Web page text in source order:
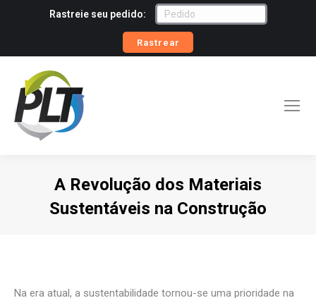
Rastreie seu pedido:
Rastrear
A Revolução dos Materiais
Sustentáveis na Construção
Na era atual, a sustentabilidade tornou-se uma prioridade na